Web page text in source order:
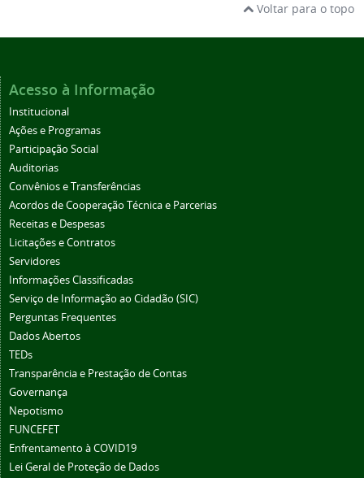
Voltar para o topo
Acesso à Informação
Institucional
Ações e Programas
Participação Social
Auditorias
Convênios e Transferências
Acordos de Cooperação Técnica e Parcerias
Receitas e Despesas
Licitações e Contratos
Servidores
Informações Classificadas
Serviço de Informação ao Cidadão (SIC)
Perguntas Frequentes
Dados Abertos
TEDs
Transparência e Prestação de Contas
Governança
Nepotismo
FUNCEFET
Enfrentamento à COVID19
Lei Geral de Proteção de Dados